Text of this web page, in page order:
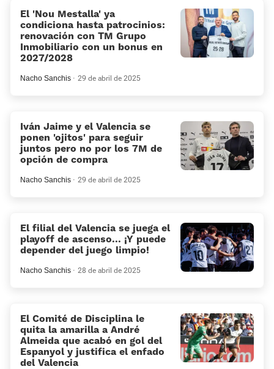
El 'Nou Mestalla' ya
condiciona hasta patrocinios:
renovación con TM Grupo
Inmobiliario con un bonus en
2027/2028
Nacho Sanchis 29 de abril de 2025
Iván Jaime y el Valencia se
ponen 'ojitos' para seguir
juntos pero no por los 7M de
opción de compra
Nacho Sanchis 29 de abril de 2025
El filial del Valencia se juega el
playoff de ascenso... ¡Y puede
depender del juego limpio!
Nacho Sanchis 28 de abril de 2025
El Comité de Disciplina le
quita la amarilla a André
Almeida que acabó en gol del
Espanyol y justifica el enfado
del Valencia